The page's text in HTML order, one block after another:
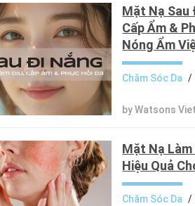
Mặt Nạ Sau
Cấp Ẩm &
Nóng Ẩm
Chăm Sóc Da /
by Watsons
Mặt Nạ Làm
Hiệu Quả
Chăm Sóc Da /